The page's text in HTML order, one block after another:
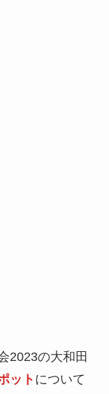
2023の大和田
ット について